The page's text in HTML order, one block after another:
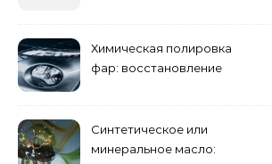
Химическая полировка
фар: восстановление
Синтетическое или
минеральное масло: